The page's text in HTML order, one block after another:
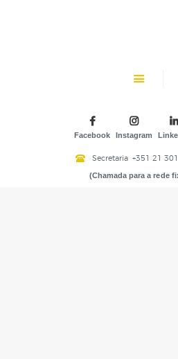
Facebook Instagram
Secretaria +351 21
(Chamada para a rede
ATIVIDADES
GALERIA